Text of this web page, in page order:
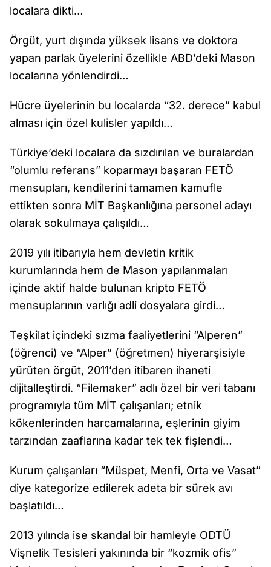
localara dikti…
Örgüt, yurt dışında yüksek lisans ve doktora
yapan parlak üyelerini özellikle ABD’deki Mason
localarına yönlendirdi…
Hücre üyelerinin bu localarda “32. derece” kabul
alması için özel kulisler yapıldı…
Türkiye’deki localara da sızdırılan ve buralardan
“olumlu referans” koparmayı başaran FETÖ
mensupları, kendilerini tamamen kamufle
ettikten sonra MİT Başkanlığına personel adayı
olarak sokulmaya çalışıldı…
2019 yılı itibarıyla hem devletin kritik
kurumlarında hem de Mason yapılanmaları
içinde aktif halde bulunan kripto FETÖ
mensuplarının varlığı adli dosyalara girdi…
Teşkilat içindeki sızma faaliyetlerini “Alperen”
(öğrenci) ve “Alper” (öğretmen) hiyerarşisiyle
yürüten örgüt, 2011’den itibaren ihaneti
dijitalleştirdi. “Filemaker” adlı özel bir veri tabanı
programıyla tüm MİT çalışanları; etnik
kökenlerinden harcamalarına, eşlerinin giyim
tarzından zaaflarına kadar tek tek fişlendi…
Kurum çalışanları “Müspet, Menfi, Orta ve Vasat”
diye kategorize edilerek adeta bir sürek avı
başlatıldı…
2013 yılında ise skandal bir hamleyle ODTÜ
Vişnelik Tesisleri yakınında bir “kozmik ofis”